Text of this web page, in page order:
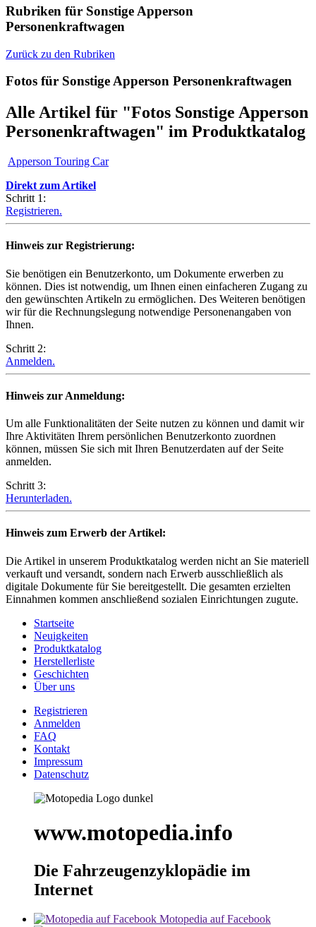
Rubriken für Sonstige Apperson
Personenkraftwagen
Zurück zu den Rubriken
Fotos für Sonstige Apperson Personenkraftwagen
Alle Artikel für "Fotos Sonstige Apperson
Personenkraftwagen" im Produktkatalog
Apperson Touring Car
Direkt zum Artikel
Schritt 1:
Registrieren.
Hinweis zur Registrierung:
Sie benötigen ein Benutzerkonto, um Dokumente erwerben zu
können. Dies ist notwendig, um Ihnen einen einfacheren Zugang zu
den gewünschten Artikeln zu ermöglichen. Des Weiteren benötigen
wir für die Rechnungslegung notwendige Personenangaben von
Ihnen.
Schritt 2:
Anmelden.
Hinweis zur Anmeldung:
Um alle Funktionalitäten der Seite nutzen zu können und damit wir
Ihre Aktivitäten Ihrem persönlichen Benutzerkonto zuordnen
können, müssen Sie sich mit Ihren Benutzerdaten auf der Seite
anmelden.
Schritt 3:
Herunterladen.
Hinweis zum Erwerb der Artikel:
Die Artikel in unserem Produktkatalog werden nicht an Sie materiell
verkauft und versandt, sondern nach Erwerb ausschließlich als
digitale Dokumente für Sie bereitgestellt. Die gesamten erzielten
Einnahmen kommen anschließend sozialen Einrichtungen zugute.
Startseite
Neuigkeiten
Produktkatalog
Herstellerliste
Geschichten
Über uns
Registrieren
Anmelden
FAQ
Kontakt
Impressum
Datenschutz
www.motopedia.info
Die Fahrzeugenzyklopädie im
Internet
Motopedia auf Facebook